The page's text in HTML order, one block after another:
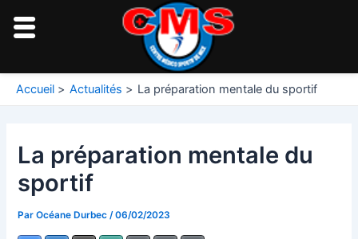
Accueil Actualités La préparation mentale du sportif
La préparation mentale du
sportif
ParOcéane Durbec /06/02/2023
Navigation